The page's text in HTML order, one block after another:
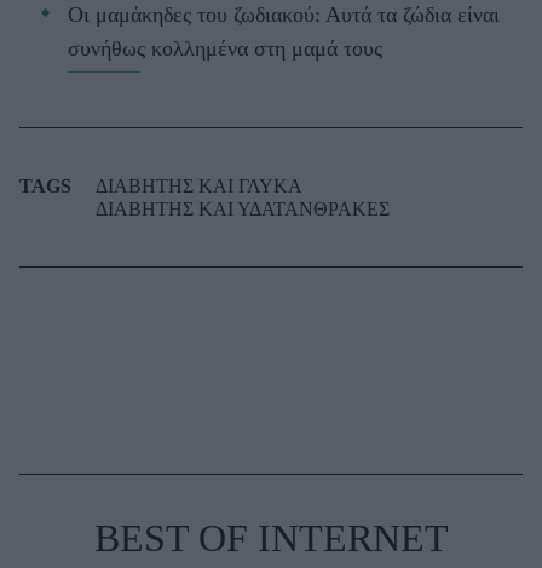
Οι μαμάκηδες του ζωδιακού: Αυτά τα ζώδια είναι
συνήθως κολλημένα στη μαμά τους
TAGS
ΔΙΑΒΗΤΗΣ ΚΑΙ ΓΛΥΚΑ
ΔΙΑΒΗΤΗΣ ΚΑΙ ΥΔΑΤΑΝΘΡΑΚΕΣ
BEST OF INTERNET